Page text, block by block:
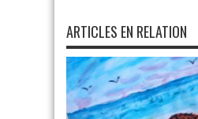
ARTICLES EN RELATION